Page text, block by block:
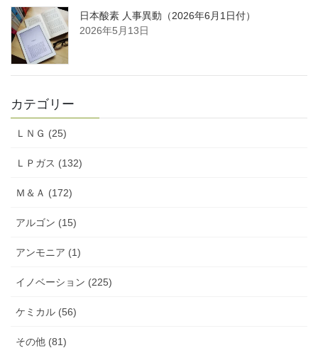
日本酸素 人事異動（2026年6月1日付）
2026年5月13日
カテゴリー
ＬＮＧ (25)
ＬＰガス (132)
Ｍ＆Ａ (172)
アルゴン (15)
アンモニア (1)
イノベーション (225)
ケミカル (56)
その他 (81)